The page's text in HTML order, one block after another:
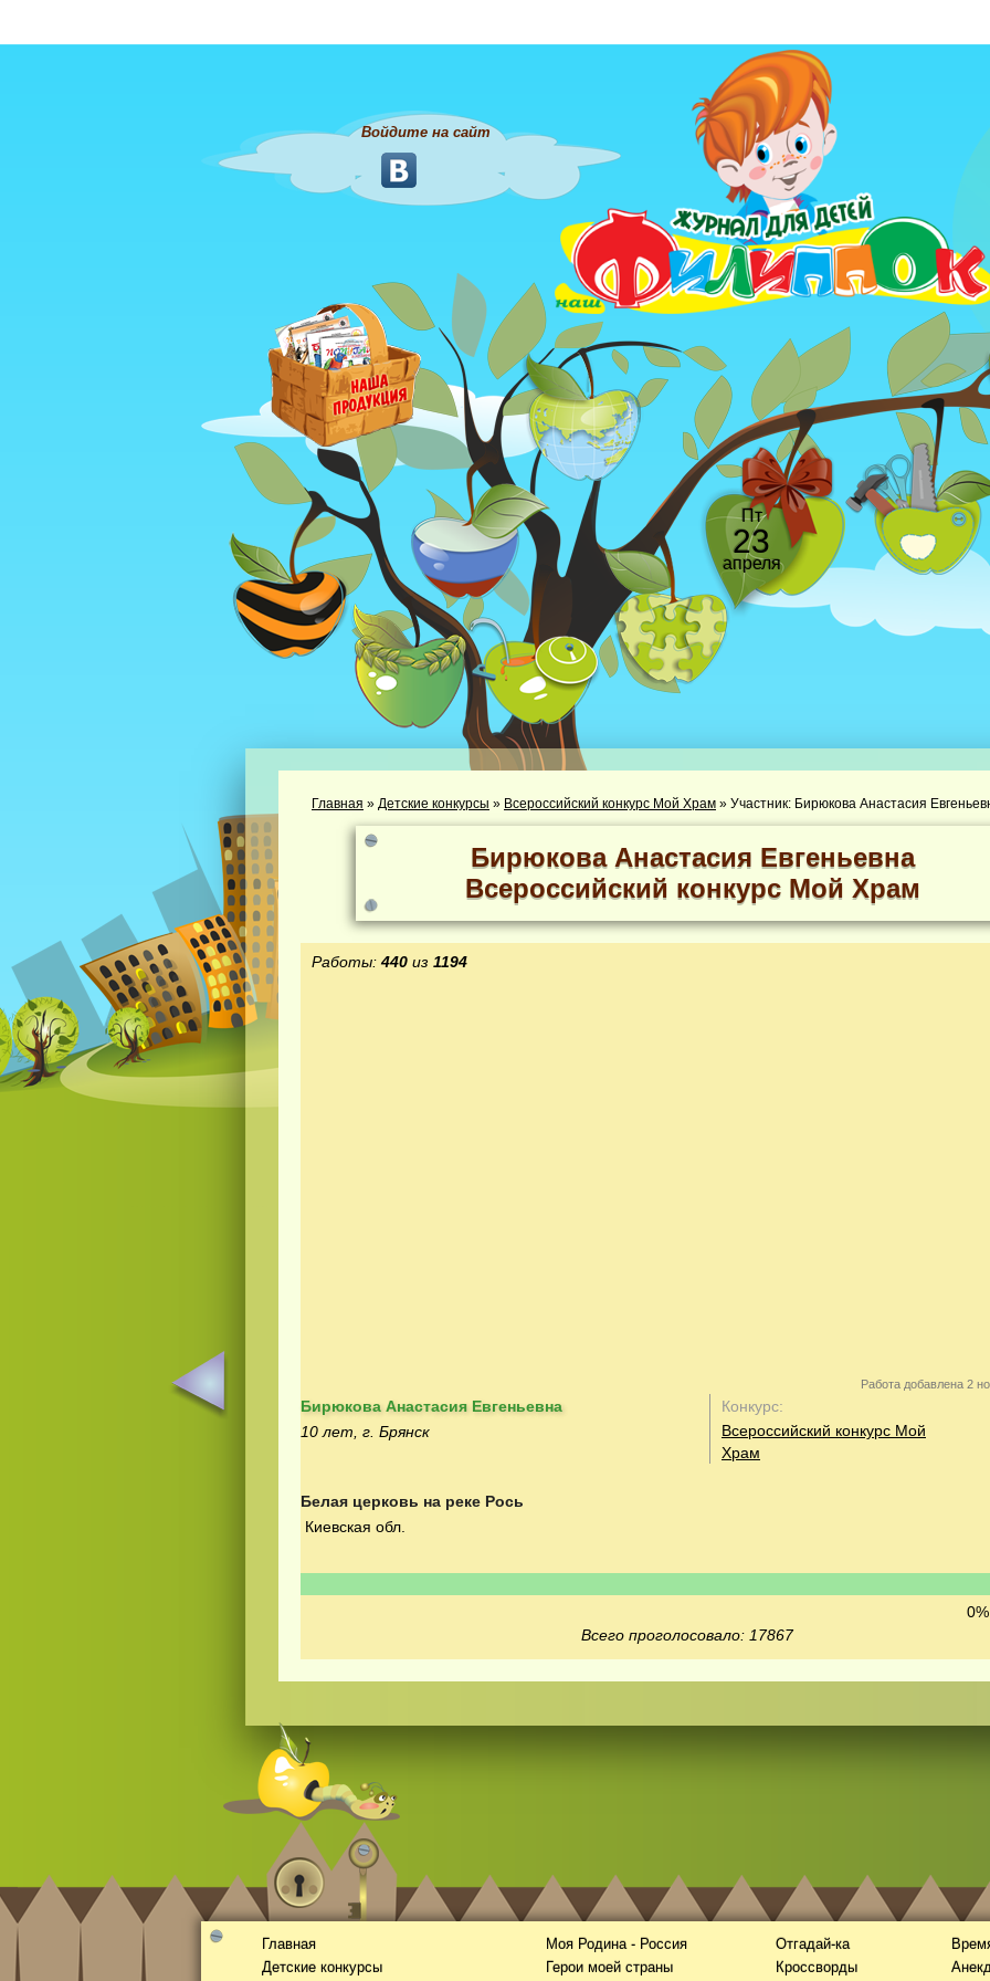
Войдите на сайт
Пт
23
апреля
Главная » Детские конкурсы » Всероссийский конкурс Мой Храм » Участник: Бирюкова Анастасия
Бирюкова Анастасия Евгеньевна
Всероссийский конкурс Мой Храм
Работы: 440 из 1194
Работа добавлена 2
Бирюкова Анастасия Евгеньевна
10 лет, г. Брянск
Конкурс:
Всероссийский конкурс Мой
Храм
Белая церковь на реке Рось
Киевская обл.
Всего проголосовало: 17867
Главная
Детские конкурсы
Моя Родина - Россия
Герои моей страны
Отгадай-ка
Кроссворды